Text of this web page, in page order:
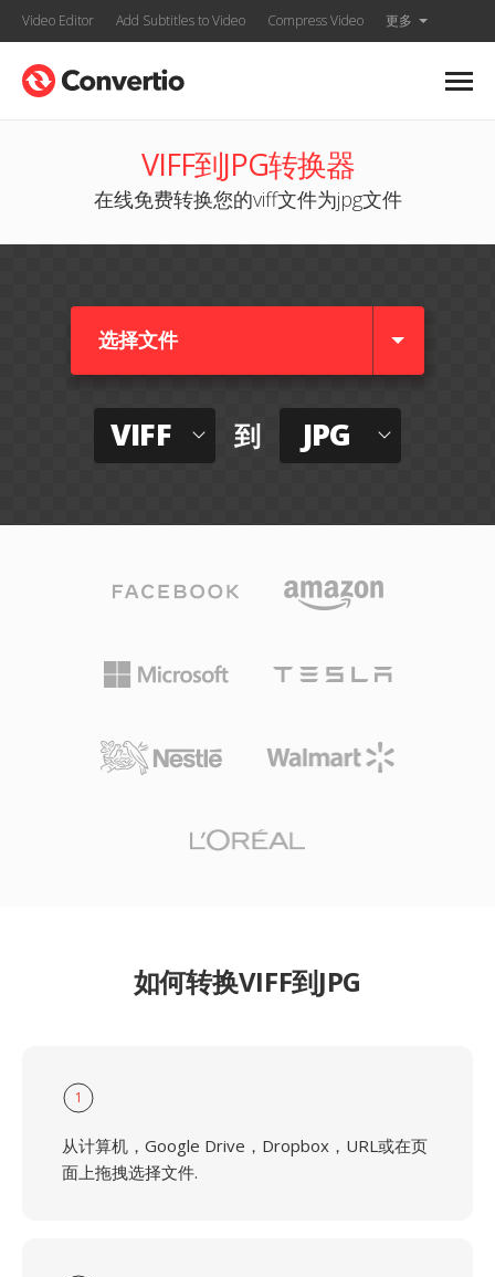
Video Editor Add Subtitles to Video Compress Video 更多
VIFF到JPG转换器
在线免费转换您的viff文件为jpg文件
选择文件
VIFF 到 JPG
如何转换VIFF到JPG
1
从计算机，Google Drive，Dropbox，URL或在页
面上拖拽选择文件.